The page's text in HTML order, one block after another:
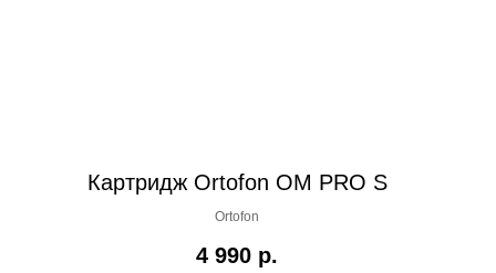
Картридж Ortofon OM PRO S
Ortofon
4 990 р.